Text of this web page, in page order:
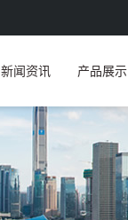
新闻资讯 产品展示